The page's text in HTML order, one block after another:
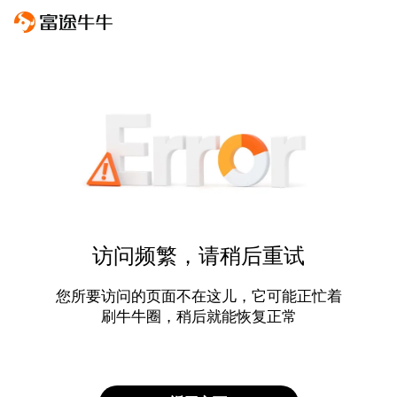
访问频繁，请稍后重试
您所要访问的页面不在这儿，它可能正忙着
刷牛牛圈，稍后就能恢复正常